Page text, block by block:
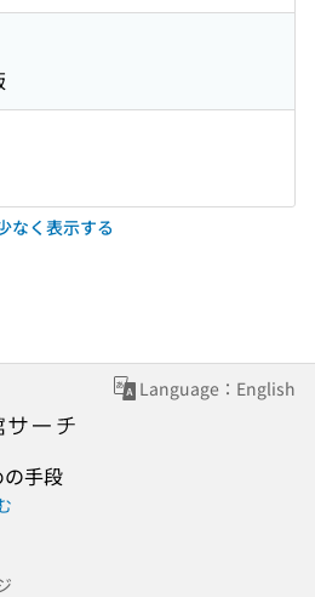
なく表示する
Language：English
手段